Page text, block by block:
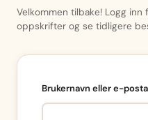
Velkommen tilbake! Logg
oppskrifter og se tidligere
Brukernavn eller e-